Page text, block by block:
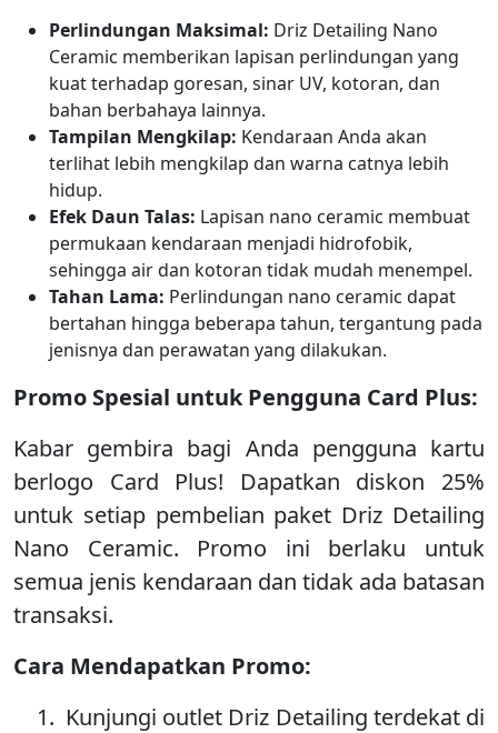
Perlindungan Maksimal: Driz Detailing Nano
Ceramic memberikan lapisan perlindungan yang
kuat terhadap goresan, sinar UV, kotoran, dan
bahan berbahaya lainnya.
Tampilan Mengkilap: Kendaraan Anda akan
terlihat lebih mengkilap dan warna catnya lebih
hidup.
Efek Daun Talas: Lapisan nano ceramic membuat
permukaan kendaraan menjadi hidrofobik,
sehingga air dan kotoran tidak mudah menempel.
Tahan Lama: Perlindungan nano ceramic dapat
bertahan hingga beberapa tahun, tergantung pada
jenisnya dan perawatan yang dilakukan.
Promo Spesial untuk Pengguna Card Plus:
Kabar gembira bagi Anda pengguna kartu
berlogo Card Plus! Dapatkan diskon 25%
untuk setiap pembelian paket Driz Detailing
Nano Ceramic. Promo ini berlaku untuk
semua jenis kendaraan dan tidak ada batasan
transaksi.
Cara Mendapatkan Promo:
1. Kunjungi outlet Driz Detailing terdekat di